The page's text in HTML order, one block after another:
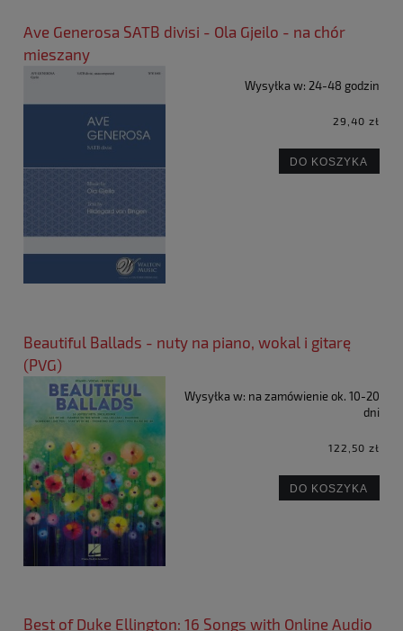
Ave Generosa SATB divisi - Ola Gjeilo - na chór
mieszany
Wysyłka w: 24-48 godzin
29,40 zł
DO KOSZYKA
Beautiful Ballads - nuty na piano, wokal i gitarę
(PVG)
Wysyłka w: na zamówienie ok. 10-20
dni
122,50 zł
DO KOSZYKA
Best of Duke Ellington: 16 Songs with Online Audio